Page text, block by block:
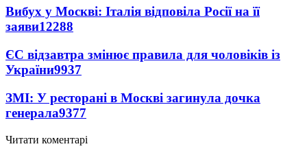
Вибух у Москві: Італія відповіла Росії на її
заяви12288
ЄС відзавтра змінює правила для чоловіків із
України9937
ЗМІ: У ресторані в Москві загинула дочка
генерала9377
Читати коментарі